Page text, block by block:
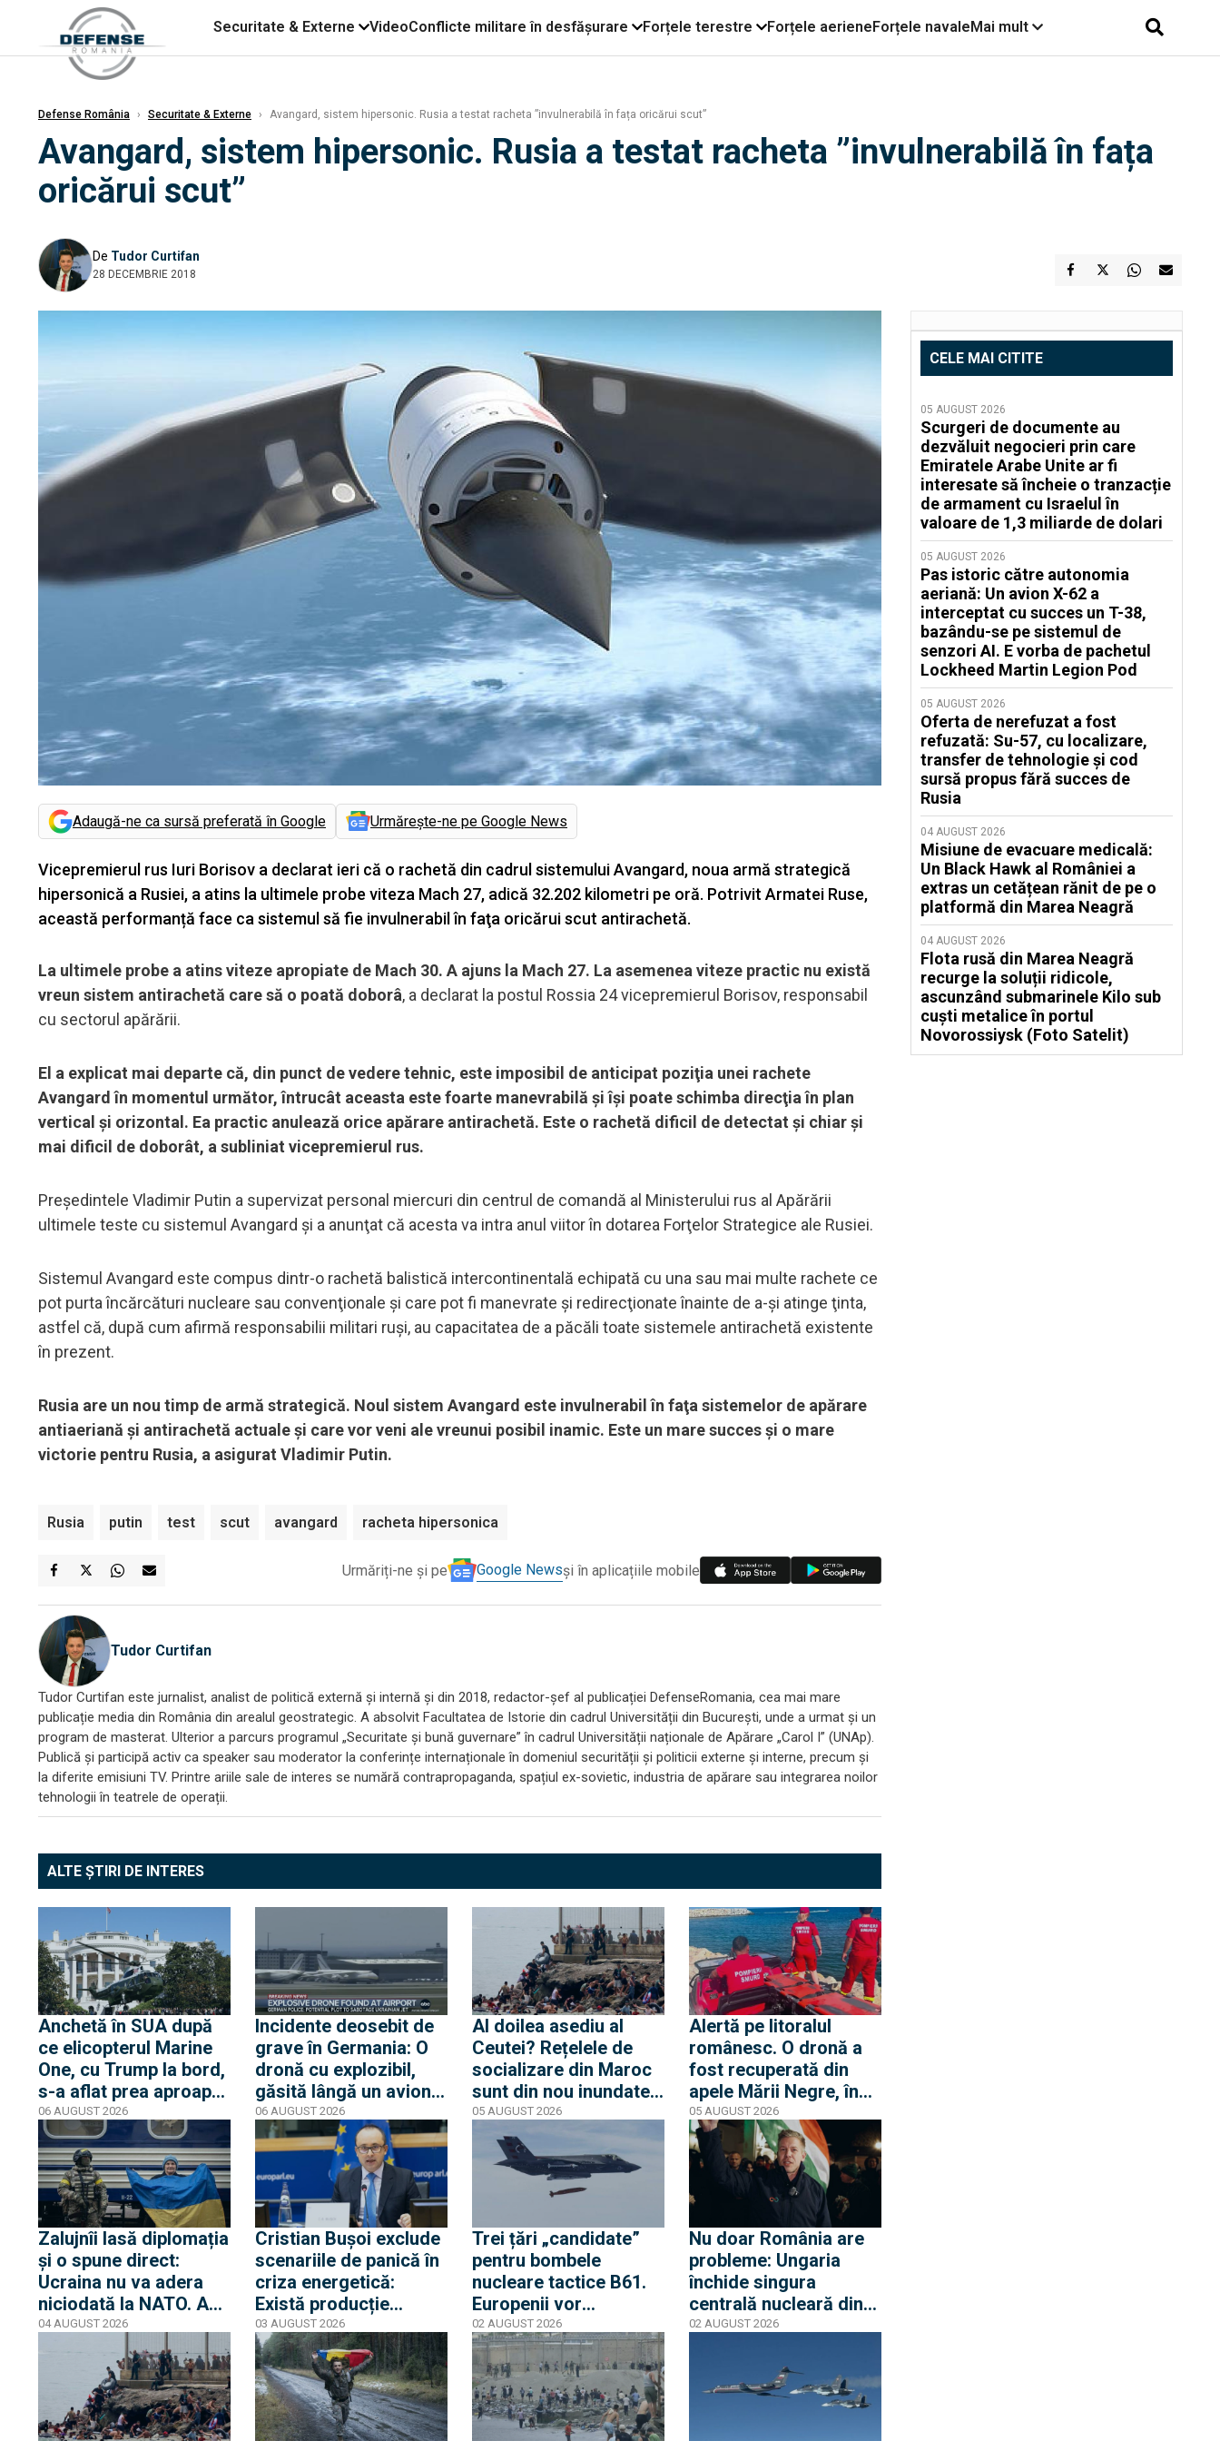
Securitate & Externe VideoConflicte militare în desfășurare Forțele terestre Forțele aerieneForțele navaleMai mult
Defense România › Securitate & Externe › Avangard, sistem hipersonic. Rusia a testat racheta ”invulnerabilă în fața oricărui scut”
Avangard, sistem hipersonic. Rusia a testat racheta ”invulnerabilă în fața
oricărui scut”
De Tudor Curtifan
28 DECEMBRIE 2018
Adaugă-ne ca sursă preferată în Google Urmărește-ne pe Google News
Vicepremierul rus Iuri Borisov a declarat ieri că o rachetă din cadrul sistemului Avangard, noua armă strategică
hipersonică a Rusiei, a atins la ultimele probe viteza Mach 27, adică 32.202 kilometri pe oră. Potrivit Armatei Ruse,
această performanță face ca sistemul să fie invulnerabil în faţa oricărui scut antirachetă.
La ultimele probe a atins viteze apropiate de Mach 30. A ajuns la Mach 27. La asemenea viteze practic nu există
vreun sistem antirachetă care să o poată doborâ, a declarat la postul Rossia 24 vicepremierul Borisov, responsabil
cu sectorul apărării.
El a explicat mai departe că, din punct de vedere tehnic, este imposibil de anticipat poziţia unei rachete
Avangard în momentul următor, întrucât aceasta este foarte manevrabilă şi îşi poate schimba direcţia în plan
vertical şi orizontal. Ea practic anulează orice apărare antirachetă. Este o rachetă dificil de detectat şi chiar şi
mai dificil de doborât, a subliniat vicepremierul rus.
Preşedintele Vladimir Putin a supervizat personal miercuri din centrul de comandă al Ministerului rus al Apărării
ultimele teste cu sistemul Avangard şi a anunţat că acesta va intra anul viitor în dotarea Forţelor Strategice ale Rusiei.
Sistemul Avangard este compus dintr-o rachetă balistică intercontinentală echipată cu una sau mai multe rachete ce
pot purta încărcături nucleare sau convenţionale şi care pot fi manevrate şi redirecţionate înainte de a-şi atinge ţinta,
astfel că, după cum afirmă responsabilii militari ruşi, au capacitatea de a păcăli toate sistemele antirachetă existente
în prezent.
Rusia are un nou timp de armă strategică. Noul sistem Avangard este invulnerabil în faţa sistemelor de apărare
antiaeriană şi antirachetă actuale şi care vor veni ale vreunui posibil inamic. Este un mare succes şi o mare
victorie pentru Rusia, a asigurat Vladimir Putin.
Rusia putin test scut avangard racheta hipersonica
Urmăriți-ne și pe Google Newsși în aplicațiile mobile
Tudor Curtifan
Tudor Curtifan este jurnalist, analist de politică externă și internă și din 2018, redactor-șef al publicației DefenseRomania, cea mai mare
publicație media din România din arealul geostrategic. A absolvit Facultatea de Istorie din cadrul Universității din București, unde a urmat și un
program de masterat. Ulterior a parcurs programul „Securitate și bună guvernare” în cadrul Universității naționale de Apărare „Carol I” (UNAp).
Publică și participă activ ca speaker sau moderator la conferințe internaționale în domeniul securității și politicii externe și interne, precum și
la diferite emisiuni TV. Printre ariile sale de interes se numără contrapropaganda, spațiul ex-sovietic, industria de apărare sau integrarea noilor
tehnologii în teatrele de operații.
ALTE ȘTIRI DE INTERES
Anchetă în SUA după
ce elicopterul Marine
One, cu Trump la bord,
s-a aflat prea aproape
de un avion de linie.
Casa Albă transmite
că Trump nu s-a aflat
niciun moment în
pericol
06 AUGUST 2026
Incidente deosebit de
grave în Germania: O
dronă cu explozibil,
găsită lângă un avion
ucrainean, în timp ce
un alt avion de marfă
care anula aterizarea a
lovit o a doua dronă
06 AUGUST 2026
Al doilea asediu al
Ceutei? Rețelele de
socializare din Maroc
sunt din nou inundate
de mesaje pentru o
nouă mobilizare către
orașul spaniol
05 AUGUST 2026
Alertă pe litoralul
românesc. O dronă a
fost recuperată din
apele Mării Negre, în
apropierea plajei Loft
din Mamaia
05 AUGUST 2026
Zalujnîi lasă diplomația
și o spune direct:
Ucraina nu va adera
niciodată la NATO. Am
auzit 12 ani povești
privind aderarea
04 AUGUST 2026
Cristian Bușoi exclude
scenariile de panică în
criza energetică:
Există producție
internă stabilă cât să
alimentăm populația
03 AUGUST 2026
Trei țări „candidate”
pentru bombele
nucleare tactice B61.
Europenii vor
dislocarea în Est
pentru a convinge
Rusia că Europa nu
glumește cu propria-i
apărare
02 AUGUST 2026
Nu doar România are
probleme: Ungaria
închide singura
centrală nucleară din
cauza nivelului Dunării
spune că urmează
cinci zile critice
02 AUGUST 2026
CELE MAI CITITE
05 AUGUST 2026
Scurgeri de documente au
dezvăluit negocieri prin care
Emiratele Arabe Unite ar fi
interesate să încheie o tranzacție
de armament cu Israelul în
valoare de 1,3 miliarde de dolari
05 AUGUST 2026
Pas istoric către autonomia
aeriană: Un avion X-62 a
interceptat cu succes un T-38,
bazându-se pe sistemul de
senzori AI. E vorba de pachetul
Lockheed Martin Legion Pod
05 AUGUST 2026
Oferta de nerefuzat a fost
refuzată: Su-57, cu localizare,
transfer de tehnologie și cod
sursă propus fără succes de
Rusia
04 AUGUST 2026
Misiune de evacuare medicală:
Un Black Hawk al României a
extras un cetățean rănit de pe o
platformă din Marea Neagră
04 AUGUST 2026
Flota rusă din Marea Neagră
recurge la soluții ridicole,
ascunzând submarinele Kilo sub
cuști metalice în portul
Novorossiysk (Foto Satelit)